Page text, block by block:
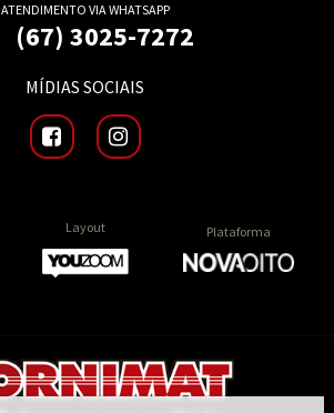
ATENDIMENTO VIA WHATSAPP
(67) 3025-7272
MÍDIAS SOCIAIS
Layout
Plataforma